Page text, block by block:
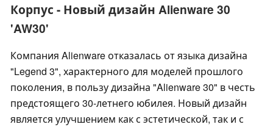
Корпус - Новый дизайн Alienware 30
'AW30'
Компания Alienware отказалась от языка дизайна
"Legend 3", характерного для моделей прошлого
поколения, в пользу дизайна "Alienware 30" в честь
предстоящего 30-летнего юбилея. Новый дизайн
является улучшением как с эстетической, так и с